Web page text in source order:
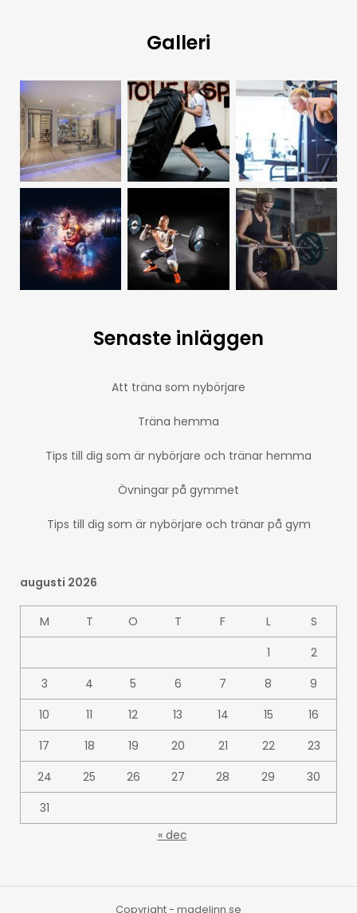
Galleri
Senaste inläggen
Att träna som nybörjare
Träna hemma
Tips till dig som är nybörjare och tränar hemma
Övningar på gymmet
Tips till dig som är nybörjare och tränar på gym
augusti 2026
M T O T F L
S
1
2
3
4 5 6 7 8
9
10
11 12 13 14 15
16
17
18 19 20 21 22
23
24
25 26 27 28 29
30
31
« dec